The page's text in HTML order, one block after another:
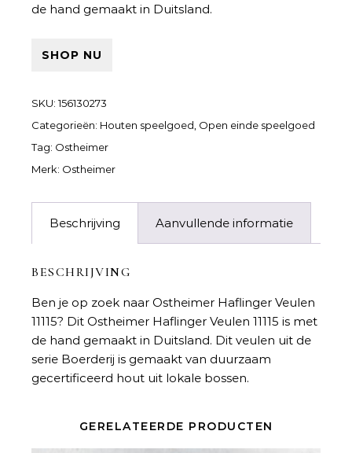
de hand gemaakt in Duitsland.
SHOP NU
SKU:156130273
Categorieën: Houten speelgoed Open einde speelgoed
Tag: Ostheimer
Merk: Ostheimer
Beschrijving Aanvullende informatie
BESCHRIJVING
Ben je op zoek naar Ostheimer Haflinger Veulen
11115? Dit Ostheimer Haflinger Veulen 11115 is met
de hand gemaakt in Duitsland. Dit veulen uit de
serie Boerderij is gemaakt van duurzaam
gecertificeerd hout uit lokale bossen.
GERELATEERDE PRODUCTEN